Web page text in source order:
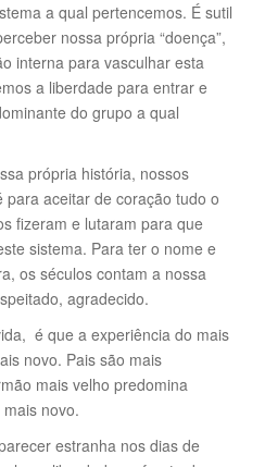
a qual pertencemos. É sutil
nossa própria “doença”,
interna para vasculhar esta
a liberdade para entrar e
do grupo a qual
própria história, nossos
aceitar de coração tudo o
fizeram e lutaram para que
sistema. Para ter o nome e
os séculos contam a nossa
agradecido.
é que a experiência do mais
novo. Pais são mais
mais velho predomina
novo.
estranha nos dias de